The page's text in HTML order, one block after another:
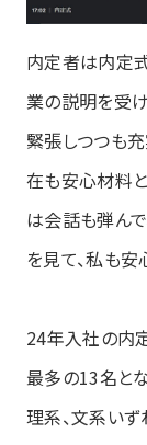
内定者は内定
業の説明を受
緊張しつつも
在も安心材料
は会話も弾ん
を見て、私も安
24年入社の内
最多の13名と
理系、文系い